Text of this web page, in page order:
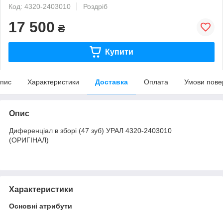
Код: 4320-2403010
Роздріб
17 500 ₴
Купити
Характеристики Доставка Оплата Умови
Опис
Диференціал в зборі (47 зуб) УРАЛ 4320-2403010
(ОРИГІНАЛ)
Характеристики
Основні атрибути